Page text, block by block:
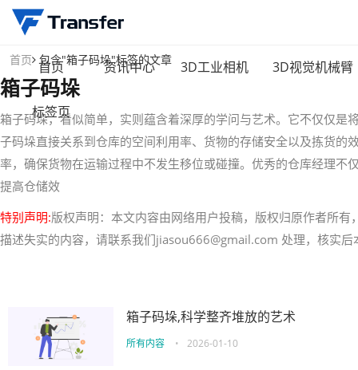
首页 资讯中心 3D工业相机 3D视觉机械臂
标签页
首页 包含"箱子码垛"标签的文章
箱子码垛
箱子码垛，看似简单，实则蕴含着深厚的学问与艺术。它不仅仅
子码垛直接关系到仓库的空间利用率、货物的存储安全以及拣货
率，确保货物在运输过程中不发生移位或碰撞。优秀的仓库经理
提高仓储效
特别声明:版权声明：本文内容由网络用户投稿，版权归原作者所
描述失实的内容，请联系我们jiasou666@gmail.com 处理，核实
箱子码垛,科学整齐堆放的艺术
所有内容 • 2026-01-10